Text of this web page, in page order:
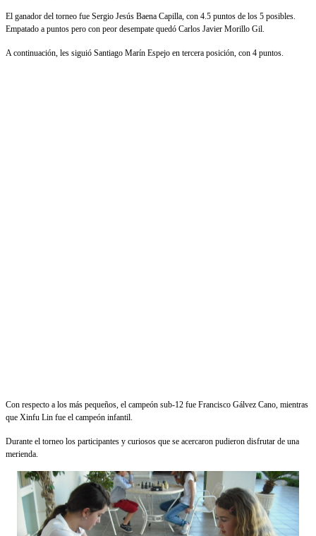
El ganador del torneo fue Sergio Jesús Baena Capilla, con 4.5 puntos de los 5 posibles.
Empatado a puntos pero con peor desempate quedó Carlos Javier Morillo Gil.
A continuación, les siguió Santiago Marín Espejo en tercera posición, con 4 puntos.
Con respecto a los más pequeños, el campeón sub-12 fue Francisco Gálvez Cano, mientras
que Xinfu Lin fue el campeón infantil.
Durante el torneo los participantes y curiosos que se acercaron pudieron disfrutar de una
merienda.